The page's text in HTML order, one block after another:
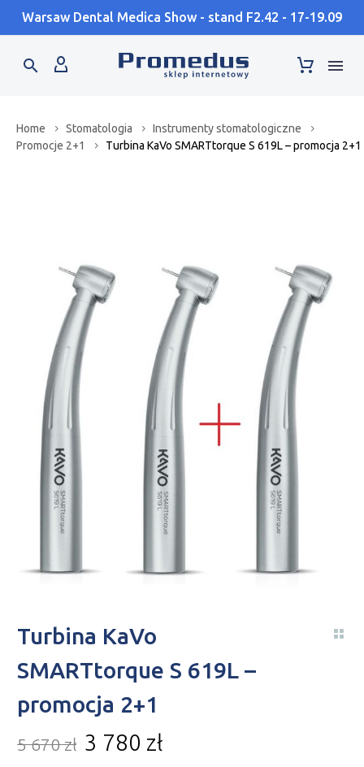
Warsaw Dental Medica Show - stand F2.42 - 17-19.09
Home Stomatologia
Instrumenty stomatologiczne
Promocje 2+1
Turbina KaVo SMARTtorque S 619L – promocja 2+1
Turbina KaVo
SMARTtorque S 619L –
promocja 2+1
5 670zł 3 780 zł